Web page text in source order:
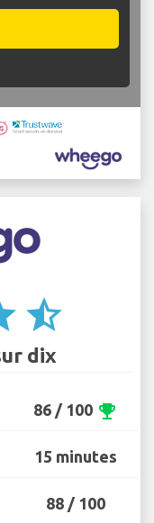
star_half
dix
86 / 100 emoji_events
15 minutes
88 / 100